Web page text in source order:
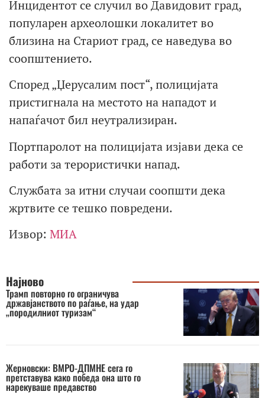
Инцидентот се случил во Давидовит град,
популарен археолошки локалитет во
близина на Стариот град, се наведува во
соопштението.
Според „Џерусалим пост“, полицијата
пристигнала на местото на нападот и
напаѓачот бил неутрализиран.
Портпаролот на полицијата изјави дека се
работи за терористички напад.
Службата за итни случаи соопшти дека
жртвите се тешко повредени.
Извор: МИА
Најново
Трамп повторно го ограничува
државјанството по раѓање, на удар
„породилниот туризам“
Жерновски: ВМРО-ДПМНЕ сега го
претставува како победа она што го
нарекуваше предавство